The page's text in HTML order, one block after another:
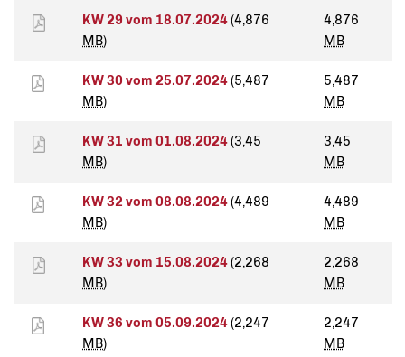
KW 29 vom 18.07.2024(4,876
MB)
4,876
MB
KW 30 vom 25.07.2024(5,487
MB)
5,487
MB
KW 31 vom 01.08.2024(3,45
MB)
3,45
MB
KW 32 vom 08.08.2024(4,489
MB)
4,489
MB
KW 33 vom 15.08.2024(2,268
MB)
2,268
MB
KW 36 vom 05.09.2024(2,247
MB)
2,247
MB